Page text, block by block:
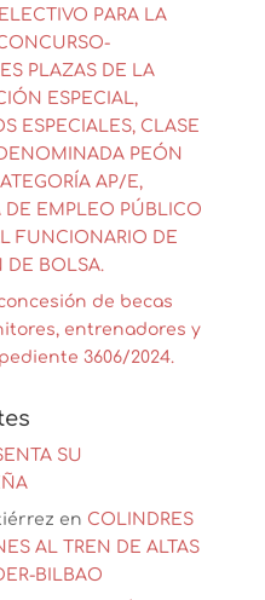
PARA LA
PLAZAS DE LA
ESPECIAL,
ESPECIALES, CLASE
PEÓN
AP/E,
DE EMPLEO PÚBLICO
FUNCIONARIO DE
DE BOLSA.
de becas
entrenadores y
3606/2024.
SU
en COLINDRES
AL TREN DE ALTAS
BILBAO